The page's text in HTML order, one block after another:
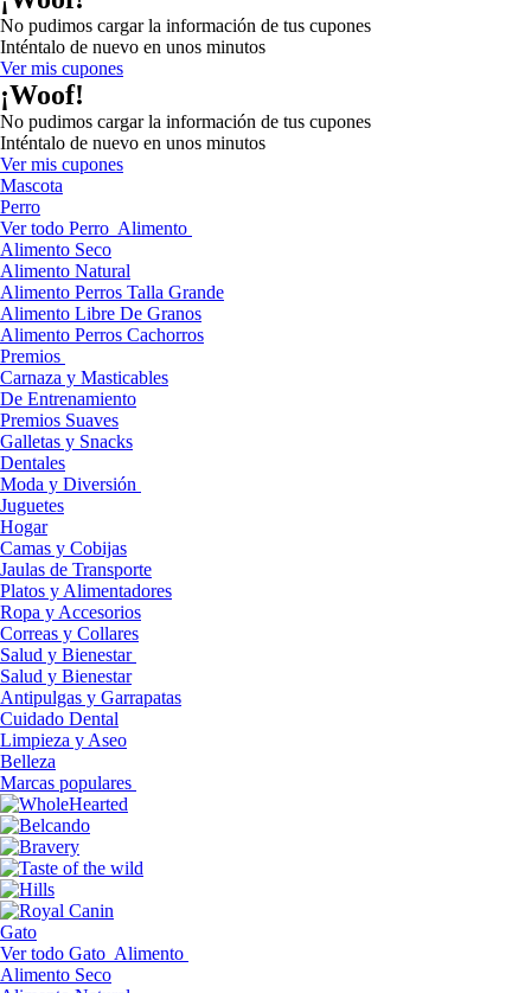
No pudimos cargar la información de tus cupones
Inténtalo de nuevo en unos minutos
Ver mis cupones
¡Woof!
No pudimos cargar la información de tus cupones
Inténtalo de nuevo en unos minutos
Ver mis cupones
Mascota
Perro
Ver todo Perro Alimento
Alimento Seco
Alimento Natural
Alimento Perros Talla Grande
Alimento Libre De Granos
Alimento Perros Cachorros
Premios
Carnaza y Masticables
De Entrenamiento
Premios Suaves
Galletas y Snacks
Dentales
Moda y Diversión
Juguetes
Hogar
Camas y Cobijas
Jaulas de Transporte
Platos y Alimentadores
Ropa y Accesorios
Correas y Collares
Salud y Bienestar
Salud y Bienestar
Antipulgas y Garrapatas
Cuidado Dental
Limpieza y Aseo
Belleza
Marcas populares
Gato
Ver todo Gato Alimento
Alimento Seco